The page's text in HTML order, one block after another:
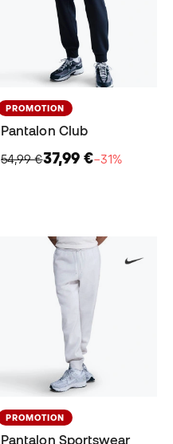
PROMOTION
Pantalon Club
54,99 €37,99 €−31%
PROMOTION
Pantalon Sportswear